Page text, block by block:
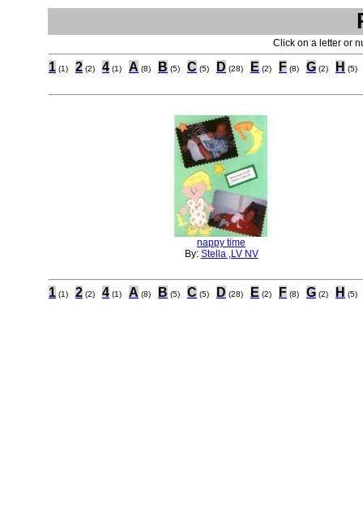
Click on a letter or
1 (1) 2 (2) 4 (1) A (8) B (5) C (5) D (28) E (2) F (8) G (2) H (5)
nappy time
By: Stella ,LV NV
1 (1) 2 (2) 4 (1) A (8) B (5) C (5) D (28) E (2) F (8) G (2) H (5)